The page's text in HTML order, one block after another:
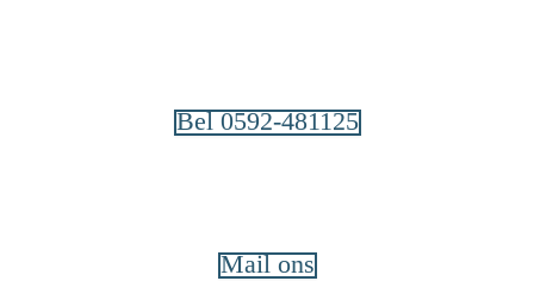
Bel 0592-481125
Mail ons